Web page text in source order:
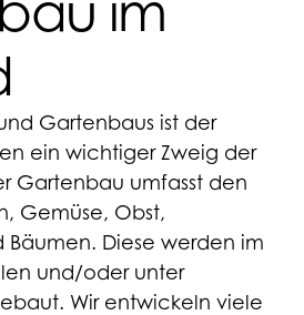
Gartenbaus ist der
ein wichtiger Zweig der
Gartenbau umfasst den
Gemüse, Obst,
Bäumen. Diese werden im
und/oder unter
Wir entwickeln viele